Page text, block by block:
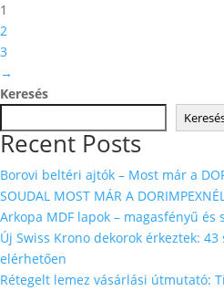
1
2
3
→
Keresés
Recent Posts
Borovi beltéri ajtók – Most már a
SOUDAL MOST MÁR A
Arkopa MDF lapok – magasfényű és
Új Swiss Krono dekorok érkeztek:
elérhetően
Rétegelt lemez vásárlási útmutató: